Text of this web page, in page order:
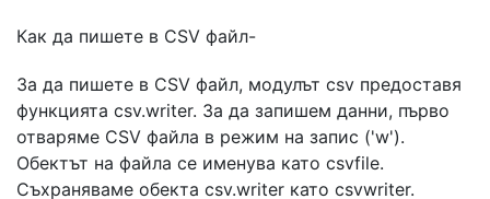
Как да пишете в CSV файл-
За да пишете в CSV файл, модулът csv предоставя
функцията csv.writer. За да запишем данни, първо
отваряме CSV файла в режим на запис ('w').
Обектът на файла се именува като csvfile.
Съхраняваме обекта csv.writer като csvwriter.